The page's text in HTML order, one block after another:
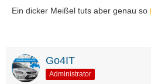
Ein dicker Meißel tuts aber genau so
Go4IT
Administrator